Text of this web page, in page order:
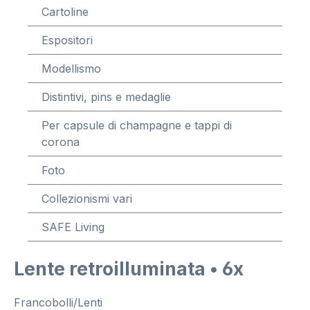
Cartoline
Espositori
Modellismo
Distintivi, pins e medaglie
Per capsule di champagne e tappi di
corona
Foto
Collezionismi vari
SAFE Living
Lente retroilluminata • 6x
Francobolli/Lenti